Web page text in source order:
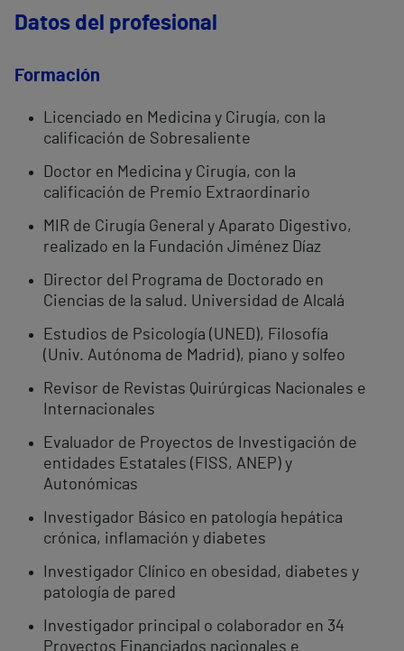
Datos del profesional
Formación
Licenciado en Medicina y Cirugía, con la
calificación de Sobresaliente
Doctor en Medicina y Cirugía, con la
calificación de Premio Extraordinario
MIR de Cirugía General y Aparato Digestivo,
realizado en la Fundación Jiménez Díaz
Director del Programa de Doctorado en
Ciencias de la salud. Universidad de Alcalá
Estudios de Psicología (UNED), Filosofía
(Univ. Autónoma de Madrid), piano y solfeo
Revisor de Revistas Quirúrgicas Nacionales e
Internacionales
Evaluador de Proyectos de Investigación de
entidades Estatales (FISS, ANEP) y
Autonómicas
Investigador Básico en patología hepática
crónica, inflamación y diabetes
Investigador Clínico en obesidad, diabetes y
patología de pared
Investigador principal o colaborador en 34